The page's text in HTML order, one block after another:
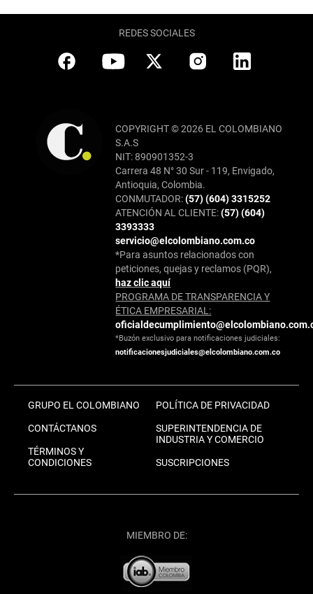
REDES SOCIALES
COPYRIGHT © 2026 EL COLOMBIANO
S.A.S
NIT: 890901352-3
Carrera 48 N° 30 Sur - 119, Envigado,
Antioquia, Colombia.
CONMUTADOR:(57) (604) 3315252
ATENCIÓN AL CLIENTE:(57) (604)
3393333
servicio@elcolombiano.com.co
*Para asuntos relacionados con
peticiones, quejas y reclamos (PQR),
haz clic aquí
PROGRAMA DE TRANSPARENCIA Y
ÉTICA EMPRESARIAL:
*Buzón exclusivo para notificaciones judiciales:
notificacionesjudiciales@elcolombiano.com.co
GRUPO EL COLOMBIANO
CONTÁCTANOS
TÉRMINOS Y
CONDICIONES
POLÍTICA DE PRIVACIDAD
SUPERINTENDENCIA DE
INDUSTRIA Y COMERCIO
SUSCRIPCIONES
MIEMBRO DE: